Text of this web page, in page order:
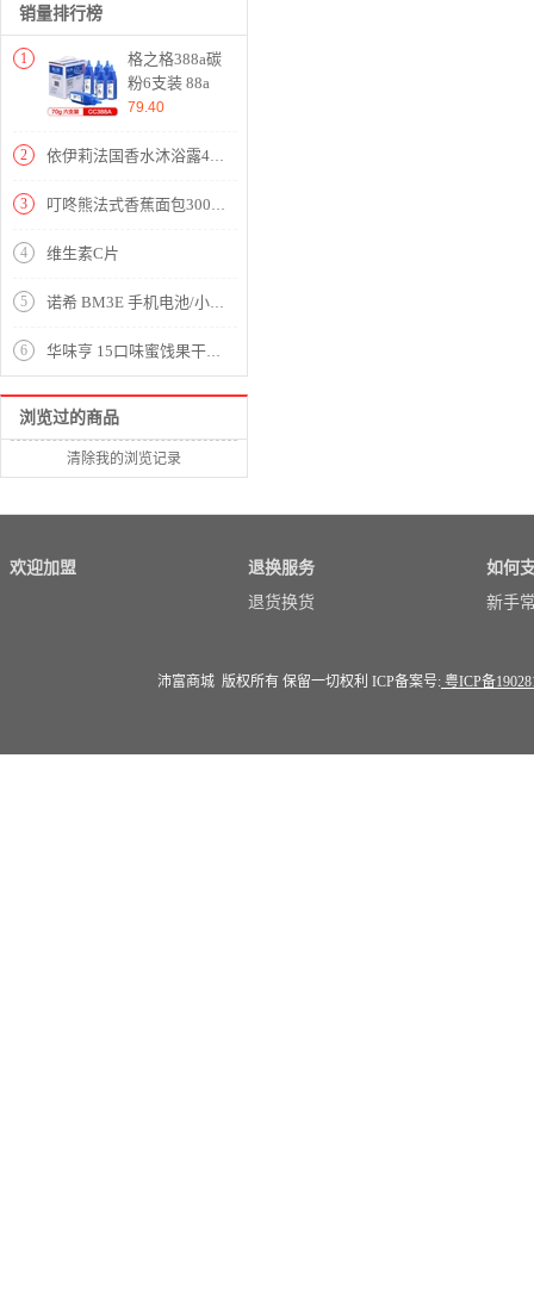
销量排行榜
1
格之格388a碳
粉6支装 88a
硒鼓 适用惠
m1136mfp
1106 1007
79.40
2 依伊莉法国香水沐浴露400g
3 叮咚熊法式香蕉面包300g巧克力味
4 维生素C片
5 诺希 BM3E 手机电池/小米电池 适用于 BM3E/小米8
6 华味亨 15口味蜜饯果干750g/盒 杨梅干乌梅酸梅子果脯话梅果干零食礼盒
浏览过的商品
清除我的浏览记录
欢迎加盟
退换服务
退货换货
如何
新手
沛富商城 版权所有 保留一切权利 ICP备案号: 粤ICP备